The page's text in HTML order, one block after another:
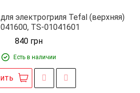
электрогриля Tefal (верхняя)
TS-01041601
840 грн
Есть в наличии